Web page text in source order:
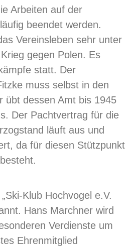
Arbeiten auf der
beendet werden.
Vereinsleben sehr unter
gegen Polen. Es
statt. Der
muss selbst in den
übt dessen Amt bis 1945
Der Pachtvertrag für die
läuft aus und
da für diesen Stützpunkt
Klub Hochvogel e.V.
Hans Marchner wird
Verdienste um
Ehrenmitglied